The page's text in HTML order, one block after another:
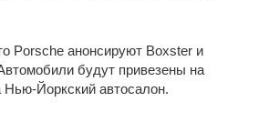
Porsche анонсируют Boxster и
будут привезены на
Йоркский автосалон.